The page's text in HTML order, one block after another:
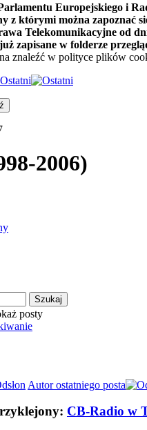
Europejskiego i
z którymi można zapoznać
Telekomunikacyjne od
zapisane w folderze
znaleźć w polityce plików
Ostatni
2006)
posty
Autor ostatniego posta
CB-Radio w